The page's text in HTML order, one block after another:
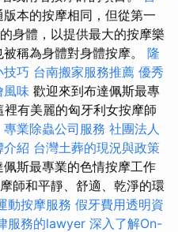
本的按摩相同，但從第一
身體，以提供最大的按摩樂
稱為身體對身體按摩。 隆
技巧 台南搬家服務推薦 優秀
風味 歡迎來到布達佩斯最專
有美麗的匈牙利女按摩師
專業除蟲公司服務 社團法人
介紹 台灣土葬的現況與政策
斯最專業的色情按摩工作
師和平靜、舒適、乾淨的環
動按摩服務 假牙費用透明資
服務的lawyer 深入了解On-